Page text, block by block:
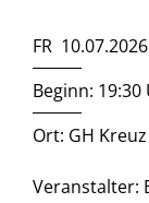
FR 10.07.2026
Beginn: 19:30
Ort: GH Kreuz
Veranstalter: